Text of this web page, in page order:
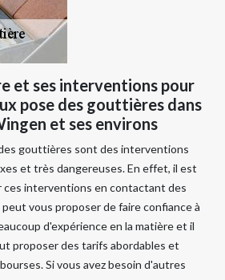
et ses interventions pour
pose des gouttières dans
et ses environs
gouttières sont des interventions
et très dangereuses. En effet, il est
ces interventions en contactant des
vous proposer de faire confiance à
d'expérience en la matière et il
proposer des tarifs abordables et
Si vous avez besoin d'autres